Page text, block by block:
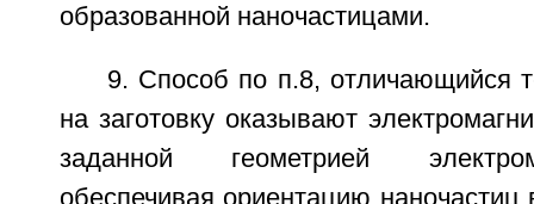
образованной наночастицами.
9. Способ по п.8, отличающийся
на заготовку оказывают
заданной геометрией
обеспечивая ориентацию